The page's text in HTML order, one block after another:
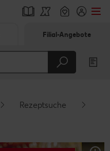
Filial-Angebote
Rezeptsuche